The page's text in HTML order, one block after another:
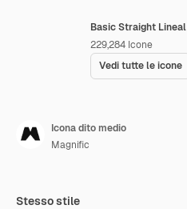
Basic Straight Lineal
229,284 Icone
Vedi tutte le icone
Icona dito medio
Magnific
Stesso stile